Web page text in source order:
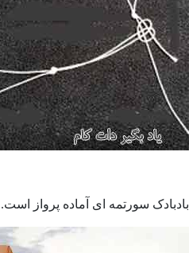
بادبادک سورتمه ای آماده پرواز است.